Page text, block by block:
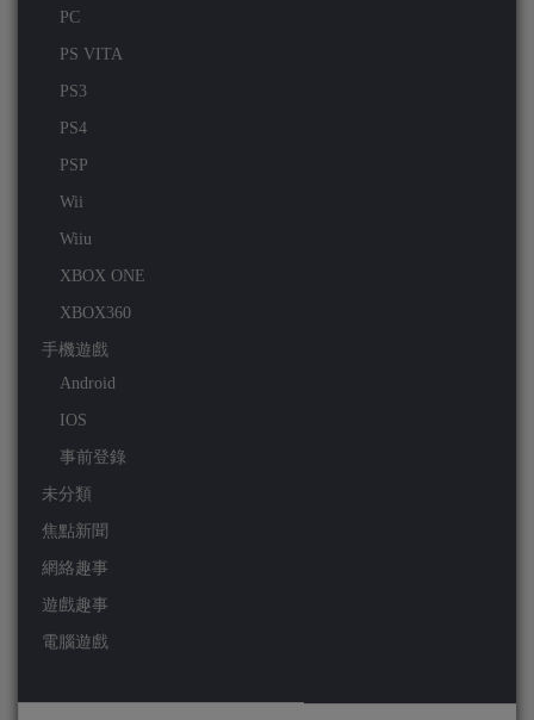
PC
PS VITA
PS3
PS4
PSP
Wii
Wiiu
XBOX ONE
XBOX360
手機遊戲
Android
IOS
事前登錄
未分類
焦點新聞
網絡趣事
遊戲趣事
電腦遊戲